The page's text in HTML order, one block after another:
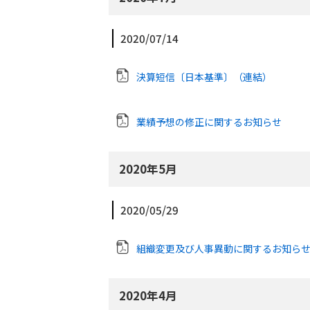
2020/07/14
決算短信〔日本基準〕（連結）
業績予想の修正に関するお知らせ
2020年5月
2020/05/29
組織変更及び人事異動に関するお知らせ
2020年4月